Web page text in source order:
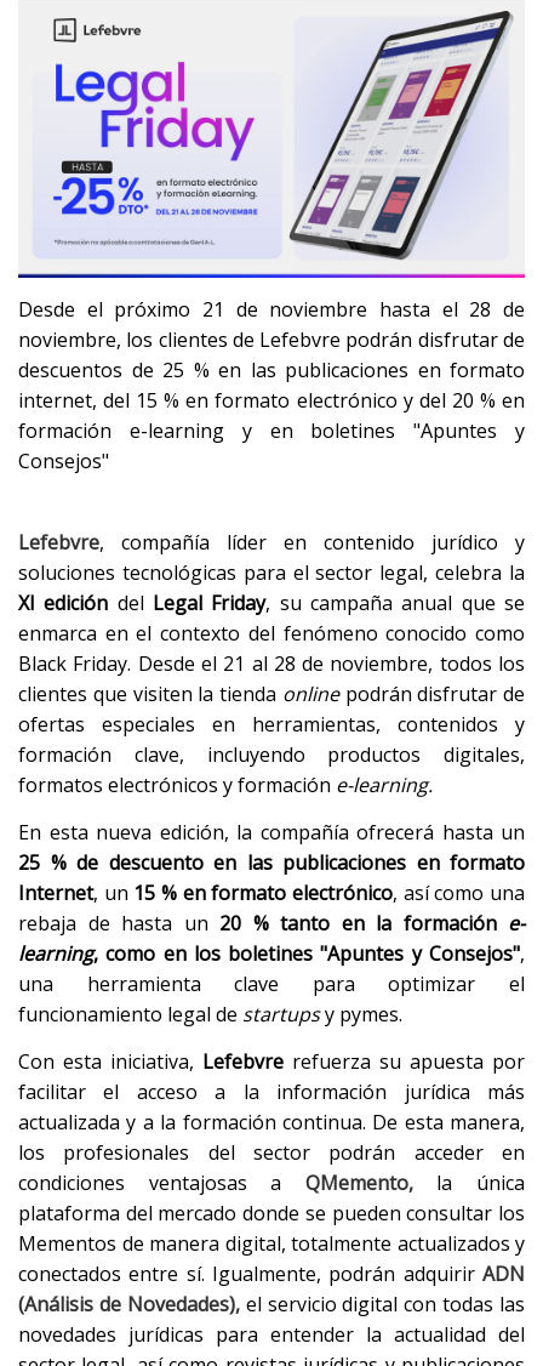
Desde el próximo 21 de noviembre hasta el 28 de
noviembre, los clientes de Lefebvre podrán disfrutar de
descuentos de 25 % en las publicaciones en formato
internet, del 15 % en formato electrónico y del 20 % en
formación e-learning y en boletines "Apuntes y
Consejos"
Lefebvre,
compañía líder en contenido jurídico y
soluciones tecnológicas para el sector legal, celebra la
XI edición del Legal Friday, su campaña anual que se
enmarca en el contexto del fenómeno conocido como
Black Friday. Desde el 21 al 28 de noviembre, todos los
clientes que visiten la tienda onlinepodrán disfrutar de
ofertas especiales en herramientas, contenidos y
formación clave, incluyendo productos digitales,
formatos electrónicos y formación e-learning.
En esta nueva edición, la compañía ofrecerá hasta un
25 % de descuento en las publicaciones en formato
Internet, un 15 % en formato electrónico, así como una
rebaja de hasta un 20 % tanto en la formación e-
learning, como en los boletines "Apuntes y Consejos",
una herramienta clave para optimizar el
funcionamiento legal de startupsy pymes.
Con esta iniciativa, Lefebvre refuerza su apuesta por
facilitar el acceso a la información jurídica más
actualizada y a la formación continua. De esta manera,
los profesionales del sector podrán acceder en
condiciones ventajosas a QMemento,la única
plataforma del mercado donde se pueden consultar los
Mementos de manera digital, totalmente actualizados y
conectados entre sí. Igualmente, podrán adquirir ADN
(Análisis de Novedades),el servicio digital con todas las
novedades jurídicas para entender la actualidad del